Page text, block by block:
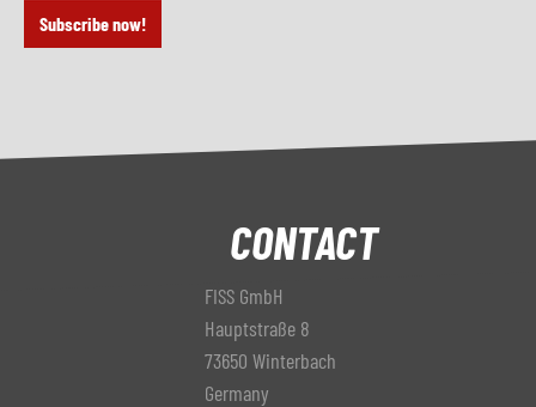
Subscribe now!
CONTACT
FISS GmbH
Hauptstraße 8
73650 Winterbach
Germany